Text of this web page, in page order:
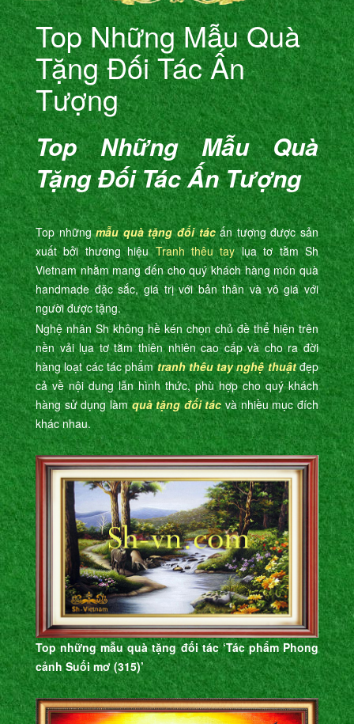
Top Những Mẫu Quà
Tặng Đối Tác Ấn
Tượng
Top Những Mẫu Quà
Tặng Đối Tác Ấn Tượng
Top nhữngmẫu quà tặng đối tácấn tượng được sản
xuất bởi thương hiệuTranh thêu taylụa tơ tằm Sh
Vietnam nhằm mang đến cho quý khách hàng món quà
handmade đặc sắc, giá trị với bản thân và vô giá với
người được tặng.
Nghệ nhân Sh không hề kén chọn chủ đề thể hiện trên
nền vải lụa tơ tằm thiên nhiên cao cấp và cho ra đời
hàng loạt các tác phẩmtranh thêu tay nghệ thuậtđẹp
cả về nội dung lẫn hình thức, phù hợp cho quý khách
hàng sử dụng làmquà tặng đối tác và nhiều mục đích
khác nhau.
Top những mẫu quà tặng đối tác ‘Tác phẩm Phong
cảnh Suối mơ (315)’